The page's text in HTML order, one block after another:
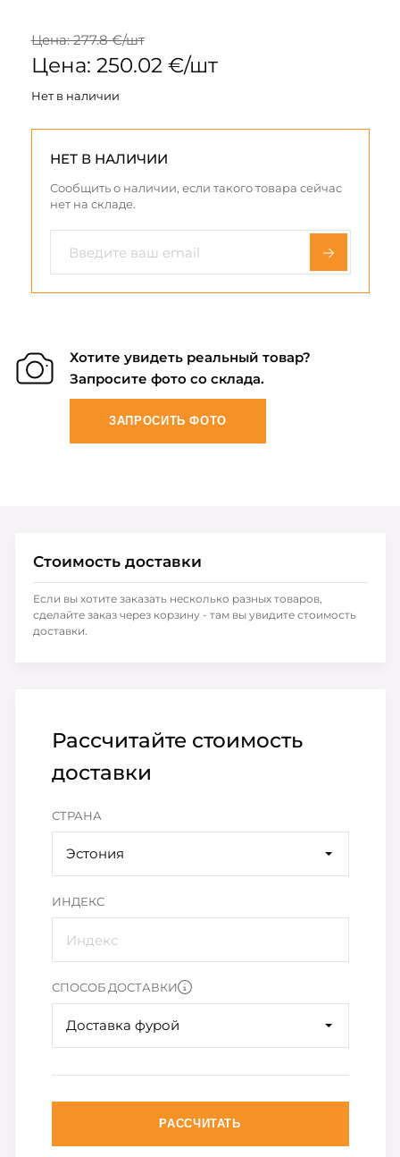
Цена: 277.8 €/шт
Цена: 250.02 €/шт
Нет в наличии
НЕТ В НАЛИЧИИ
Сообщить о наличии, если такого товара сейчас
нет на складе.
Хотите увидеть реальный товар?
Запросите фото со склада.
ЗАПРОСИТЬ ФОТО
Рассчитайте стоимость
доставки
СТРАНА
Эстония
ИНДЕКС
СПОСОБ ДОСТАВКИ
Доставка фурой
РАССЧИТАТЬ
Стоимость доставки
Если вы хотите заказать несколько разных товаров,
сделайте заказ через корзину - там вы увидите стоимость
доставки.